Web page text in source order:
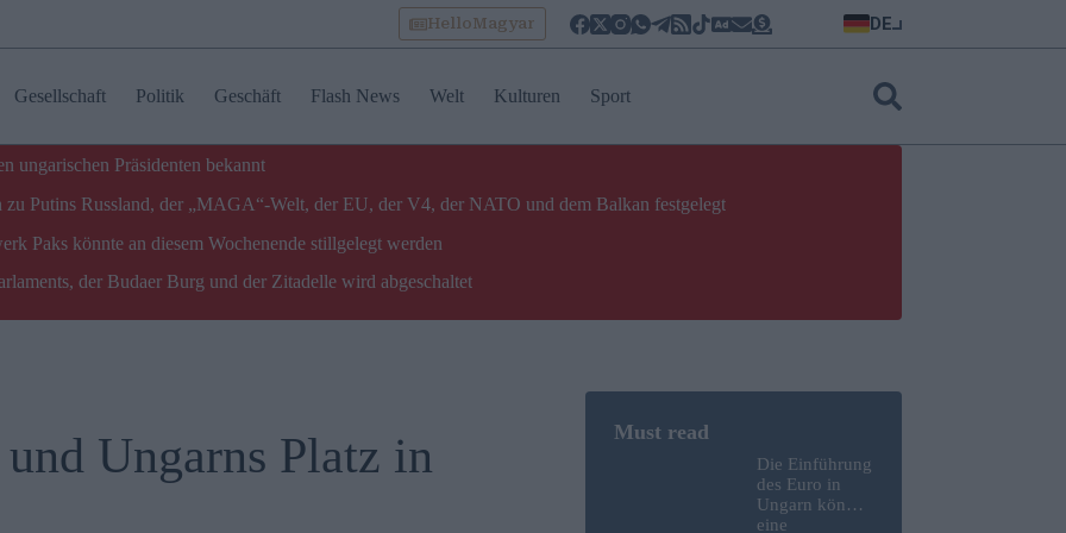
HelloMagyar DE
Gesellschaft Politik Geschäft Flash News Welt Kulturen Sport
ungarischen Präsidenten bekannt
Putins Russland, der „MAGA“-Welt, der EU, der V4, der NATO und dem Balkan festgelegt
Paks könnte an diesem Wochenende stillgelegt werden
der Budaer Burg und der Zitadelle wird abgeschaltet
Ungarns Platz in
Die Einführung
des Euro in
Ungarn könnte
eine